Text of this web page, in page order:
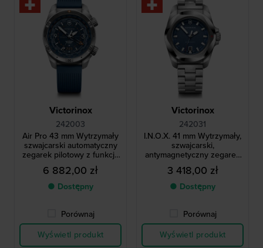
Victorinox
242003
Air Pro 43 mm Wytrzymały
szwajcarski automatyczny
zegarek pilotowy z funkcją
GMT
6 882,00 zł
● Dostępny
Porównaj
Wyświetl produkt
Victorinox
242031
I.N.O.X. 41 mm Wytrzymały,
szwajcarski,
antymagnetyczny zegarek
kwarcowy
3 418,00 zł
● Dostępny
Porównaj
Wyświetl produkt